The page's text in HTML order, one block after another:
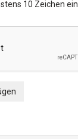
10 Zeichen ein.